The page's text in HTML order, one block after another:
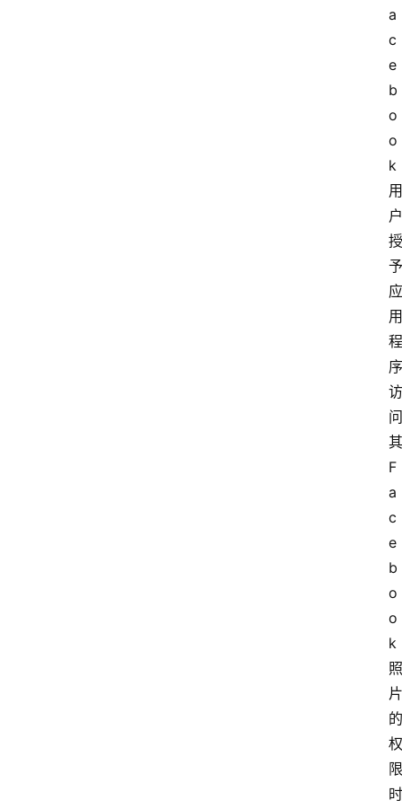
a
c
e
b
o
o
k
用
户
授
予
应
用
程
序
访
问
其
F
a
c
e
b
o
o
k
照
片
的
权
限
时